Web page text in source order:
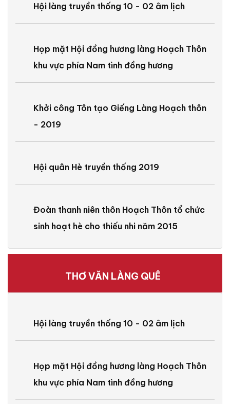
Hội làng truyền thống 10 - 02 âm lịch
Họp mặt Hội đồng hương làng Hoạch Thôn
khu vực phía Nam tình đồng hương
Khởi công Tôn tạo Giếng Làng Hoạch thôn
- 2019
Hội quân Hè truyền thống 2019
Đoàn thanh niên thôn Hoạch Thôn tổ chức
sinh hoạt hè cho thiếu nhi năm 2015
THƠ VĂN LÀNG QUÊ
Hội làng truyền thống 10 - 02 âm lịch
Họp mặt Hội đồng hương làng Hoạch Thôn
khu vực phía Nam tình đồng hương